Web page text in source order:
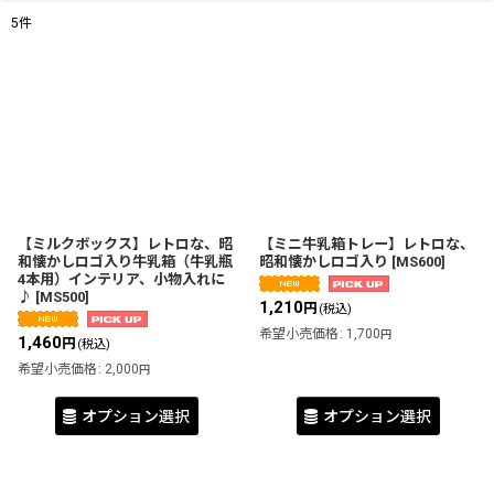
5件
【ミルクボックス】レトロな、昭
和懐かしロゴ入り牛乳箱（牛乳瓶
4本用）インテリア、小物入れに
♪ [MS500]
1,460円 (税込)
希望小売価格 : 2,000円
オプション選択
【ミニ牛乳箱トレー】レトロな、
昭和懐かしロゴ入り [MS600]
1,210円 (税込)
希望小売価格 : 1,700円
オプション選択